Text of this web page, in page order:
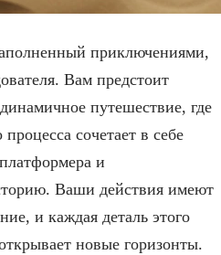
приключениями,
Вам предстоит
путешествие, где
процесса сочетает в себе
и
Ваши действия имеют
и каждая деталь этого
новые горизонты.